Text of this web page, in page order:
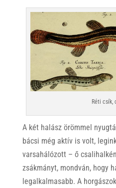
Réti csík,
A két halász örömmel
bácsi még aktív is volt,
varsahálózott – ő
zsákmányt, mondván, hogy
legalkalmasabb. A